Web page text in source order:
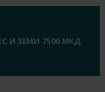
И ЗЕМИ 7500 МКД